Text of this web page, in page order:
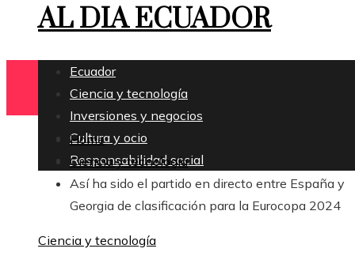
AL DIA ECUADOR
Ecuador
Ciencia y tecnología
Inversiones y negocios
Cultura y ocio
Responsabilidad social
Home
Ciencia y tecnología
Así ha sido el partido en directo entre España y
Georgia de clasificación para la Eurocopa 2024
Ciencia y tecnología